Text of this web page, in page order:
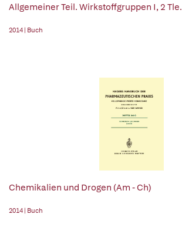
Allgemeiner Teil. Wirkstoffgruppen I, 2 Tle.
2014 | Buch
Chemikalien und Drogen (Am - Ch)
2014 | Buch